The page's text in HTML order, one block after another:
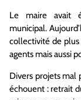
Le maire avait
municipal.
collectivité de plus
agents mais aussi
Divers projets mal
échouent : retrait